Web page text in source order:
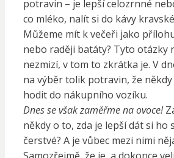
potravin – je lepší celozrnné
co mléko, nalít si do kávy
Můžeme mít k večeři jako
nebo raději batáty? Tyto otázky
nezmizí, v tom to zkrátka je. V
na výběr tolik potravin, že
hodit do nákupního vozíku.
Dnes se však zaměřme na ovoce!
někdy o to, zda je lepší dát si ho
čerstvé? A je vůbec mezi nimi